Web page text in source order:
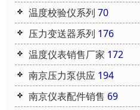
温度校验仪系列 70
压力变送器系列 176
温度仪表销售厂家 172
南京压力泵供应 194
南京仪表配件销售 69